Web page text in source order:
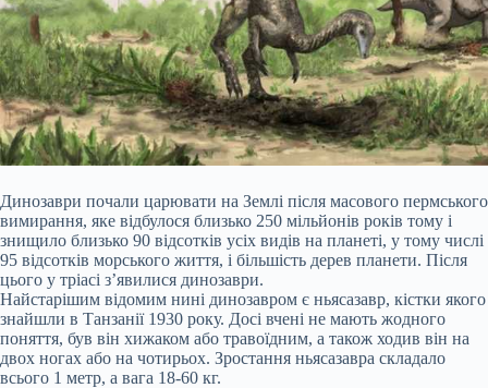
Динозаври почали царювати на Землі після масового пермського
вимирання, яке відбулося близько 250 мільйонів років тому і
знищило близько 90 відсотків усіх видів на планеті, у тому числі
95 відсотків морського життя, і більшість дерев планети. Після
цього у тріасі з’явилися динозаври.
Найстарішим відомим нині динозавром є ньясазавр, кістки якого
знайшли в Танзанії 1930 року. Досі вчені не мають жодного
поняття, був він хижаком або травоїдним, а також ходив він на
двох ногах або на чотирьох. Зростання ньясазавра складало
всього 1 метр, а вага 18-60 кг.